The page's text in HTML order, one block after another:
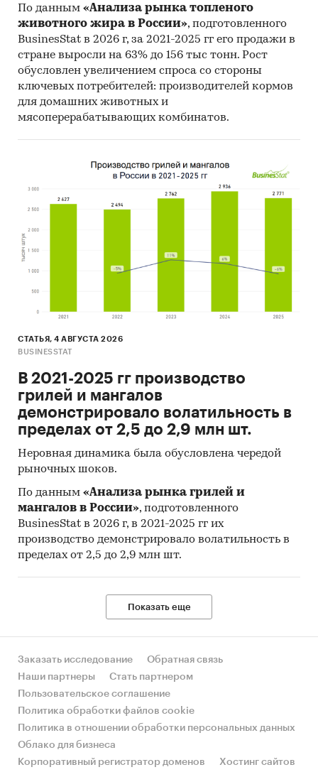
По данным «Анализа рынка топленого
животного жира в России», подготовленного
BusinesStat в 2026 г, за 2021-2025 гг его продажи в
стране выросли на 63% до 156 тыс тонн. Рост
обусловлен увеличением спроса со стороны
ключевых потребителей: производителей кормов
для домашних животных и
мясоперерабатывающих комбинатов.
СТАТЬЯ, 4 АВГУСТА 2026
BUSINESSTAT
В 2021-2025 гг производство
грилей и мангалов
демонстрировало волатильность в
пределах от 2,5 до 2,9 млн шт.
Неровная динамика была обусловлена чередой
рыночных шоков.
По данным «Анализа рынка грилей и
мангалов в России», подготовленного
BusinesStat в 2026 г, в 2021-2025 гг их
производство демонстрировало волатильность в
пределах от 2,5 до 2,9 млн шт.
Показать еще
Заказать исследование
Обратная связь
Наши партнеры
Стать партнером
Пользовательское соглашение
Политика обработки файлов cookie
Политика в отношении обработки персональных данных
Облако для бизнеса
Корпоративный регистратор доменов
Хостинг сайтов